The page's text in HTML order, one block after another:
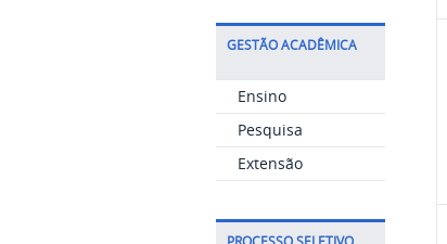
GESTÃO ACADÊMICA
Ensino
Pesquisa
Extensão